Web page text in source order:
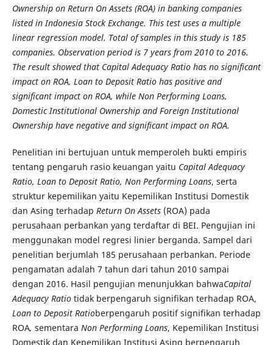
Ownership on Return On Assets (ROA) in banking companies
listed in Indonesia Stock Exchange. This test uses a multiple
linear regression model. Total of samples in this study is 185
companies. Observation period is 7 years from 2010 to 2016.
The result showed that Capital Adequacy Ratio has no significant
impact on ROA, Loan to Deposit Ratio has positive and
significant impact on ROA, while Non Performing Loans,
Domestic Institutional Ownership and Foreign Institutional
Ownership have negative and significant impact on ROA.
Penelitian ini bertujuan untuk memperoleh bukti empiris
tentang pengaruh rasio keuangan yaitu Capital Adequacy
Ratio, Loan to Deposit Ratio, Non Performing Loans, serta
struktur kepemilikan yaitu Kepemilikan Institusi Domestik
dan Asing terhadap Return On Assets (ROA) pada
perusahaan perbankan yang terdaftar di BEI. Pengujian ini
menggunakan model regresi linier berganda. Sampel dari
penelitian berjumlah 185 perusahaan perbankan. Periode
pengamatan adalah 7 tahun dari tahun 2010 sampai
dengan 2016. Hasil pengujian menunjukkan bahwaCapital
Adequacy Ratio tidak berpengaruh signifikan terhadap ROA,
Loan to Deposit Ratioberpengaruh positif signifikan terhadap
ROA, sementara Non Performing Loans, Kepemilikan Institusi
Domestik dan Kepemilikan Institusi Asing berpengaruh